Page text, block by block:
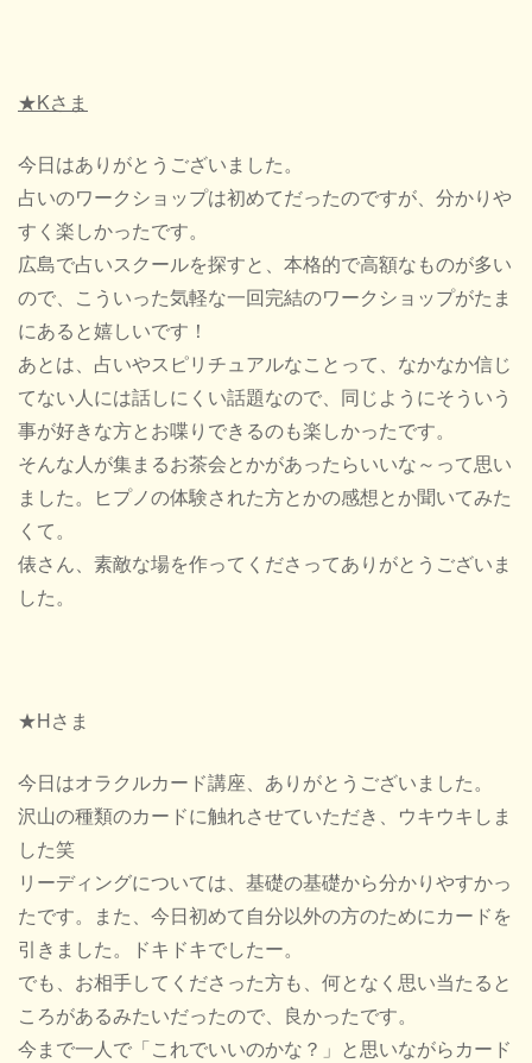
★Kさま
今日はありがとうございました。
占いのワークショップは初めてだったのですが、分かりや
すく楽しかったです。
広島で占いスクールを探すと、本格的で高額なものが多い
ので、こういった気軽な一回完結のワークショップがたま
にあると嬉しいです！
あとは、占いやスピリチュアルなことって、なかなか信じ
てない人には話しにくい話題なので、同じようにそういう
事が好きな方とお喋りできるのも楽しかったです。
そんな人が集まるお茶会とかがあったらいいな～って思い
ました。ヒプノの体験された方とかの感想とか聞いてみた
くて。
俵さん、素敵な場を作ってくださってありがとうございま
した。
★Hさま
今日はオラクルカード講座、ありがとうございました。
沢山の種類のカードに触れさせていただき、ウキウキしま
した笑
リーディングについては、基礎の基礎から分かりやすかっ
たです。また、今日初めて自分以外の方のためにカードを
引きました。ドキドキでしたー。
でも、お相手してくださった方も、何となく思い当たると
ころがあるみたいだったので、良かったです。
今まで一人で「これでいいのかな？」と思いながらカード